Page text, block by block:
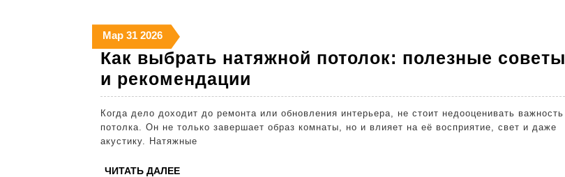
рекомендации
Мар31
марта
2026
31 31
марта
2026
202631
марта
2026
Как выбрать натяжной потолок: полезные советы
и рекомендации
выбрать
натяжной
Когда дело доходит до ремонта или обновления интерьера, не стоит недооценивать важность
потолка. Он не только завершает образ комнаты, но и влияет на её восприятие, свет и даже
акустику. Натяжные
ЧИТАТЬ ДАЛЕЕЧИТАТЬ